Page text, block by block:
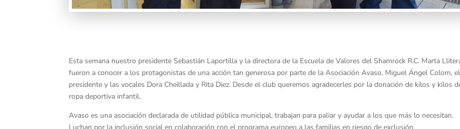
Esta semana nuestro presidente Sebastián Laportilla y la directora de la Escuela de Valores del Shamrock R.C. Marta
fueron a conocer a los protagonistas de una acción tan generosa por parte de la Asociación Avaso, Miguel Ángel Colom, el
presidente y las vocales Dora Cheillada y Rita Diez. Desde el club queremos agradecerles por la donación de kilos y kilos
ropa deportiva infantil.
Avaso es una asociación declarada de utilidad pública municipal, trabajan para paliar y ayudar a los que más lo necesitan.